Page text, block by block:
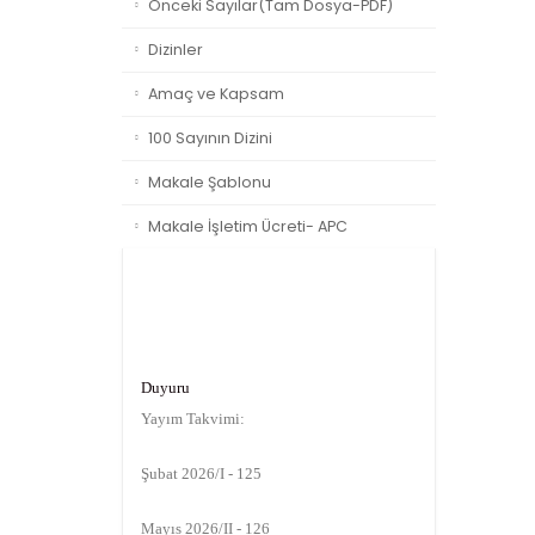
Önceki Sayılar(Tam Dosya-PDF)
Dizinler
Amaç ve Kapsam
100 Sayının Dizini
Makale Şablonu
Makale İşletim Ücreti- APC
Yayım Takvimi: